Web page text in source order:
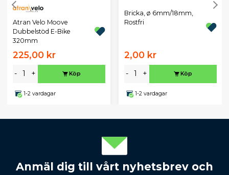
Atran Velo Moove
Dubbelstöd E-Bike
320mm
225,00 kr
- + Köp
1-2 vardagar
Bricka, ø 6mm/18mm,
Rostfri
2,00 kr
- + Köp
1-2 vardagar
Anmäl dig till vårt nyhetsbrev och